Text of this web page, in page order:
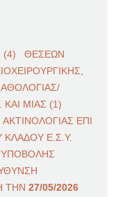
(4) ΘΕΣΕΩΝ
ΚΑΙ ΜΙΑΣ (1)
ΕΠΙ
ΚΛΑΔΟΥ Ε.Σ.Υ.
ΥΠΟΒΟΛΗΣ
ΤΗΝ 27/05/2026